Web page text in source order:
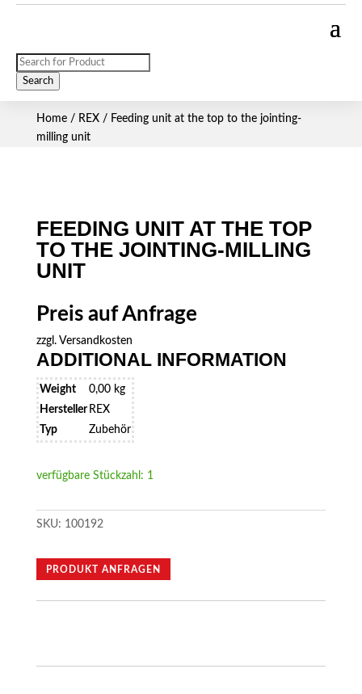
Products
search
Search
Home/ REX/ Feeding unit at the top to the jointing-
milling unit
FEEDING UNIT AT THE TOP
TO THE JOINTING-MILLING
UNIT
Preis auf Anfrage
zzgl. Versandkosten
ADDITIONAL INFORMATION
Weight
0,00 kg
Hersteller REX
Typ
Zubehör
verfügbare Stückzahl: 1
SKU: 100192
PRODUKT ANFRAGEN